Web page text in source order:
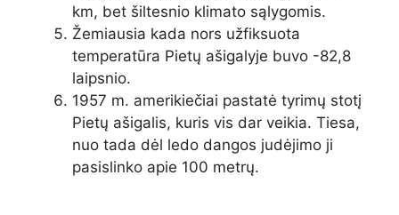
km, bet šiltesnio klimato sąlygomis.
Žemiausia kada nors užfiksuota
temperatūra Pietų ašigalyje buvo -82,8
laipsnio.
1957 m. amerikiečiai pastatė tyrimų stotį
Pietų ašigalis, kuris vis dar veikia. Tiesa,
nuo tada dėl ledo dangos judėjimo ji
pasislinko apie 100 metrų.